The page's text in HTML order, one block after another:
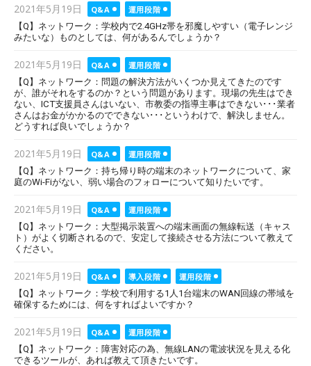
Posted
on
2021年5月19日 Q&A
運用段階
【Q】ネットワーク：学校内で2.4GHz帯を邪魔しやすい（電子レンジ
みたいな）ものとしては、何があるんでしょうか？
Posted
on
2021年5月19日 Q&A
運用段階
【Q】ネットワーク：問題の解決方法がいくつか見えてきたのです
が、誰がそれをするのか？という問題があります。現場の先生はでき
ない、ICT支援員さんはいない、市教委の指導主事はできない･･･業者
さんはお金がかかるのでできない･･･というわけで、解決しません。
どうすれば良いでしょうか？
Posted
on
2021年5月19日 Q&A
運用段階
【Q】ネットワーク：持ち帰り時の端末のネットワークについて、家
庭のWi-Fiがない、弱い場合のフォローについて知りたいです。
Posted
on
2021年5月19日 Q&A
運用段階
【Q】ネットワーク：大型掲示装置への端末画面の無線転送（キャス
ト）がよく切断されるので、安定して接続させる方法について教えて
ください。
Posted
on
2021年5月19日 Q&A 導入段階
運用段階
【Q】ネットワーク：学校で利用する1人1台端末のWAN回線の帯域を
確保するためには、何をすればよいですか？
Posted
on
2021年5月19日 Q&A
運用段階
【Q】ネットワーク：障害対応の為、無線LANの電波状況を見える化
できるツールが、あれば教えて頂きたいです。